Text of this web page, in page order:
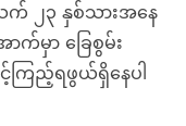
၂၃ နှစ်သားအနေ
မှာ ခြေစွမ်း
ကြည့်ရဖွယ်ရှိနေပါ